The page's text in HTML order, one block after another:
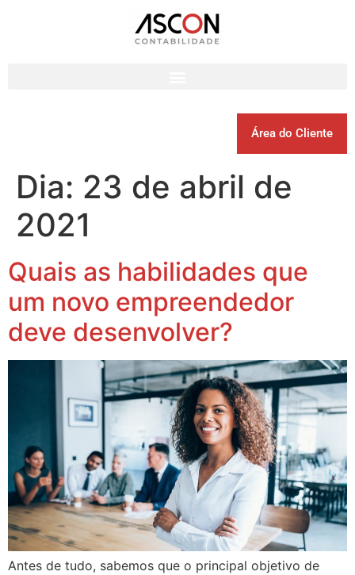
Área do Cliente
Dia: 23 de abril de
2021
Quais as habilidades que
um novo empreendedor
deve desenvolver?
Antes de tudo, sabemos que o principal objetivo de